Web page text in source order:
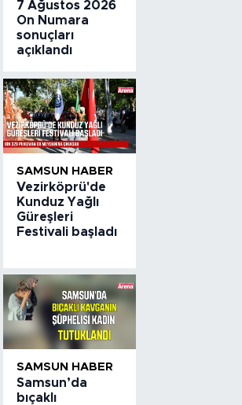
7 Ağustos 2026
On Numara
sonuçları
açıklandı
SAMSUN HABER
Vezirköprü'de
Kunduz Yağlı
Güreşleri
Festivali başladı
SAMSUN HABER
Samsun’da
bıçaklı